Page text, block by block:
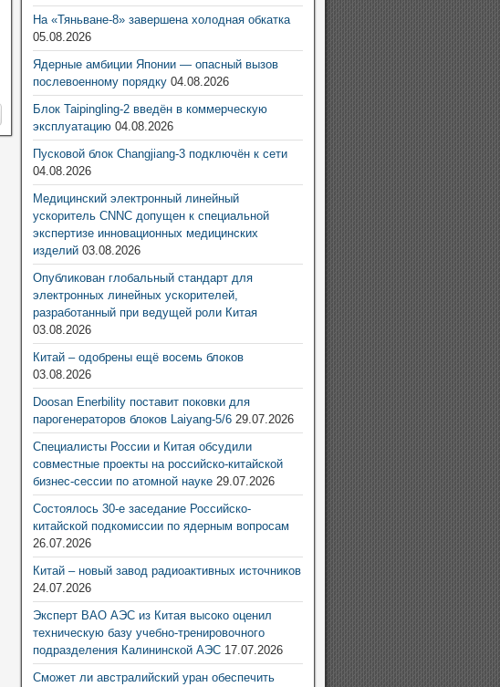
На «Тяньване-8» завершена холодная обкатка
05.08.2026
Ядерные амбиции Японии — опасный вызов
послевоенному порядку 04.08.2026
Блок Taipingling-2 введён в коммерческую
эксплуатацию 04.08.2026
Пусковой блок Changjiang-3 подключён к сети
04.08.2026
Медицинский электронный линейный
ускоритель CNNC допущен к специальной
экспертизе инновационных медицинских
изделий 03.08.2026
Опубликован глобальный стандарт для
электронных линейных ускорителей,
разработанный при ведущей роли Китая
03.08.2026
Китай – одобрены ещё восемь блоков
03.08.2026
Doosan Enerbility поставит поковки для
парогенераторов блоков Laiyang-5/6 29.07.2026
Специалисты России и Китая обсудили
совместные проекты на российско-китайской
бизнес-сессии по атомной науке 29.07.2026
Состоялось 30-е заседание Российско-
китайской подкомиссии по ядерным вопросам
26.07.2026
Китай – новый завод радиоактивных источников
24.07.2026
Эксперт ВАО АЭС из Китая высоко оценил
техническую базу учебно-тренировочного
подразделения Калининской АЭС 17.07.2026
Сможет ли австралийский уран обеспечить